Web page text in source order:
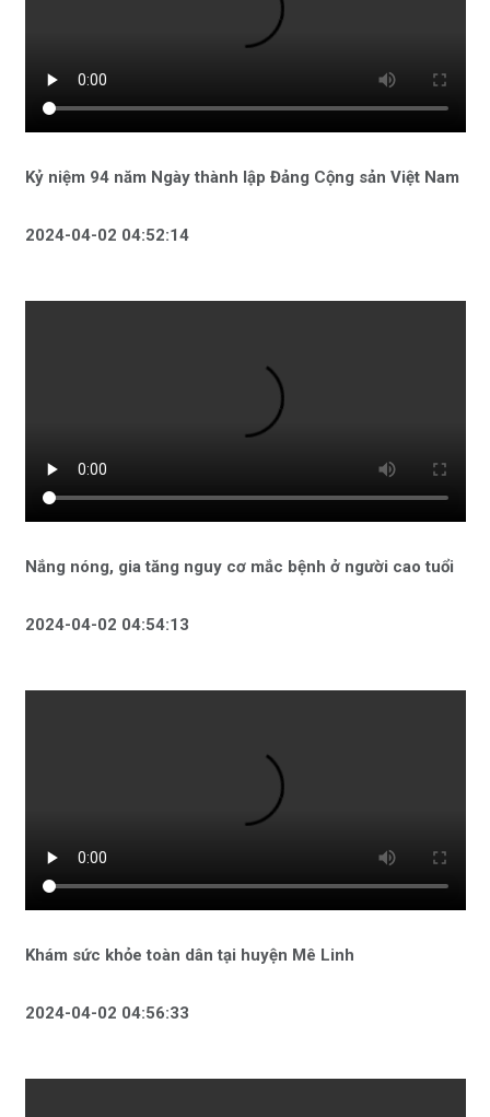
Kỷ niệm 94 năm Ngày thành lập Đảng Cộng sản Việt Nam
2024-04-02 04:52:14
Nắng nóng, gia tăng nguy cơ mắc bệnh ở người cao tuổi
2024-04-02 04:54:13
Khám sức khỏe toàn dân tại huyện Mê Linh
2024-04-02 04:56:33